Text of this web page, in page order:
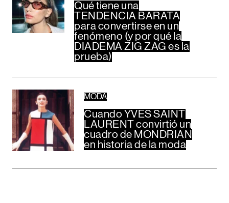
Qué tiene una
TENDENCIA BARATA
para convertirse en un
fenómeno (y por qué la
DIADEMA ZIG ZAG es la
prueba)
MODA
Cuando YVES SAINT
LAURENT convirtió un
cuadro de MONDRIAN
en historia de la moda